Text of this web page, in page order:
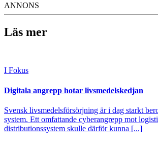
ANNONS
Läs mer
I Fokus
Digitala angrepp hotar livsmedelskedjan
Svensk livsmedelsförsörjning är i dag starkt
system. Ett omfattande cyberangrepp mot
distributionssystem skulle därför kunna [...]